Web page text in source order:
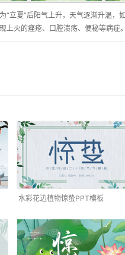
“立夏”后阳气上升，天气逐渐升温，
上火的痤疮、口腔溃疡、便秘等病症
水彩花边植物惊蛰PPT模板